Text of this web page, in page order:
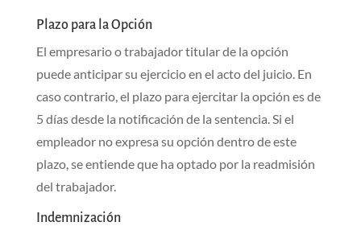
Plazo para la Opción
El empresario o trabajador titular de la opción
puede anticipar su ejercicio en el acto del juicio. En
caso contrario, el plazo para ejercitar la opción es de
5 días desde la notificación de la sentencia. Si el
empleador no expresa su opción dentro de este
plazo, se entiende que ha optado por la readmisión
del trabajador.
Indemnización